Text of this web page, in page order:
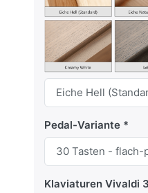
Pedal-Variante
Klaviaturen Vivaldi